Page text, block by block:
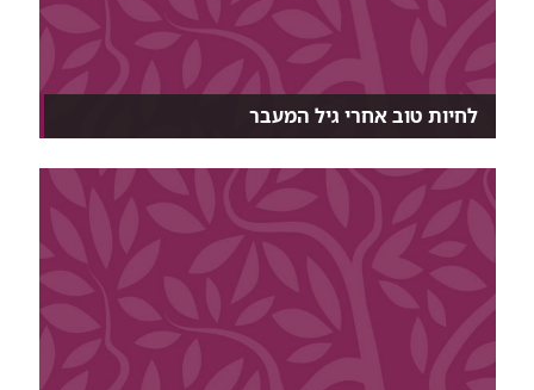
לחיות טוב אחרי גיל המעבר
נא לרשום: הקפדה על אורח חיים בריא, תזונה נכונה,
שמ...